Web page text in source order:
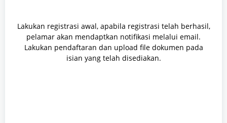
Lakukan registrasi awal, apabila registrasi telah berhasil,
pelamar akan mendaptkan notifikasi melalui email.
Lakukan pendaftaran dan upload file dokumen pada
isian yang telah disediakan.